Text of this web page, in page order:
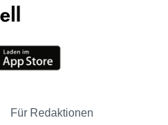
Für Redaktionen